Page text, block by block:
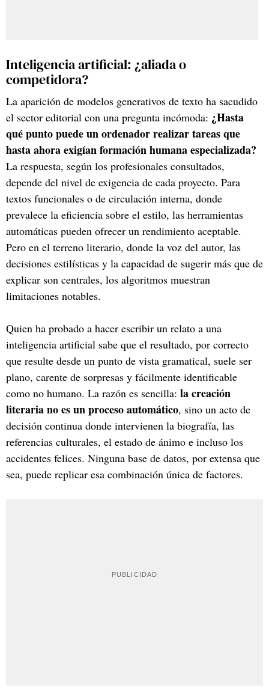
Inteligencia artificial: ¿aliada o
competidora?
La aparición de modelos generativos de texto ha sacudido
el sector editorial con una pregunta incómoda: ¿Hasta
qué punto puede un ordenador realizar tareas que
hasta ahora exigían formación humana especializada?
La respuesta, según los profesionales consultados,
depende del nivel de exigencia de cada proyecto. Para
textos funcionales o de circulación interna, donde
prevalece la eficiencia sobre el estilo, las herramientas
automáticas pueden ofrecer un rendimiento aceptable.
Pero en el terreno literario, donde la voz del autor, las
decisiones estilísticas y la capacidad de sugerir más que de
explicar son centrales, los algoritmos muestran
limitaciones notables.
Quien ha probado a hacer escribir un relato a una
inteligencia artificial sabe que el resultado, por correcto
que resulte desde un punto de vista gramatical, suele ser
plano, carente de sorpresas y fácilmente identificable
como no humano. La razón es sencilla: la creación
literaria no es un proceso automático, sino un acto de
decisión continua donde intervienen la biografía, las
referencias culturales, el estado de ánimo e incluso los
accidentes felices. Ninguna base de datos, por extensa que
sea, puede replicar esa combinación única de factores.